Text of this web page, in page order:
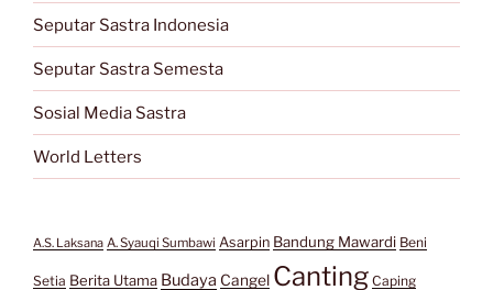
Seputar Sastra Indonesia
Seputar Sastra Semesta
Sosial Media Sastra
World Letters
A.S. Laksana A. Syauqi Sumbawi Asarpin Bandung Mawardi Beni
Setia Berita Utama Budaya Cangel Canting Caping